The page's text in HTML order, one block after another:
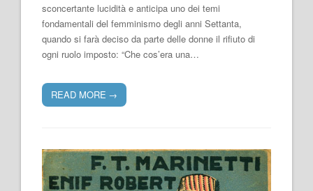
sconcertante lucidità e anticipa uno dei temi
fondamentali del femminismo degli anni Settanta,
quando si farà deciso da parte delle donne il rifiuto di
ogni ruolo imposto: “Che cos’era una…
READ MORE →